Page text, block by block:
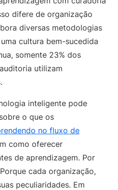
difere de organização
diversas metodologias
cultura bem-sucedida
somente 23% dos
utilizam
inteligente pode
o que os
no fluxo de
como oferecer
de aprendizagem. Por
cada organização,
peculiaridades. Em